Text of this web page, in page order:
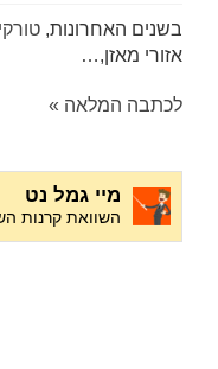
בשנים האחרונות,
אזורי מאזן,…
לכתבה המלאה »